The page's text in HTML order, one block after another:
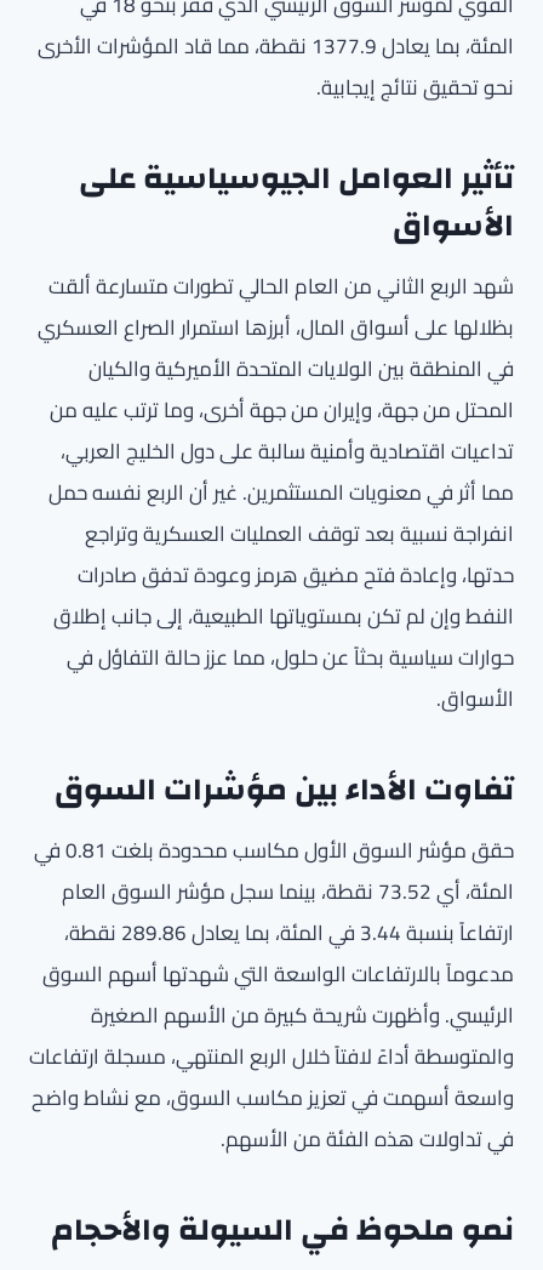
المئة، بما يعادل 1377.9 نقطة، مما قاد المؤشرات الأخرى
نحو تحقيق نتائج إيجابية.
تأثير العوامل الجيوسياسية على
الأسواق
شهد الربع الثاني من العام الحالي تطورات متسارعة ألقت
بظلالها على أسواق المال، أبرزها استمرار الصراع العسكري
في المنطقة بين الولايات المتحدة الأميركية والكيان
المحتل من جهة، وإيران من جهة أخرى، وما ترتب عليه من
تداعيات اقتصادية وأمنية سالبة على دول الخليج العربي،
مما أثر في معنويات المستثمرين. غير أن الربع نفسه حمل
انفراجة نسبية بعد توقف العمليات العسكرية وتراجع
حدتها، وإعادة فتح مضيق هرمز وعودة تدفق صادرات
النفط وإن لم تكن بمستوياتها الطبيعية، إلى جانب إطلاق
حوارات سياسية بحثاً عن حلول، مما عزز حالة التفاؤل في
الأسواق.
تفاوت الأداء بين مؤشرات السوق
حقق مؤشر السوق الأول مكاسب محدودة بلغت 0.81 في
المئة، أي 73.52 نقطة، بينما سجل مؤشر السوق العام
ارتفاعاً بنسبة 3.44 في المئة، بما يعادل 289.86 نقطة،
مدعوماً بالارتفاعات الواسعة التي شهدتها أسهم السوق
الرئيسي. وأظهرت شريحة كبيرة من الأسهم الصغيرة
والمتوسطة أداءً لافتاً خلال الربع المنتهي، مسجلة ارتفاعات
واسعة أسهمت في تعزيز مكاسب السوق، مع نشاط واضح
في تداولات هذه الفئة من الأسهم.
نمو ملحوظ في السيولة والأحجام